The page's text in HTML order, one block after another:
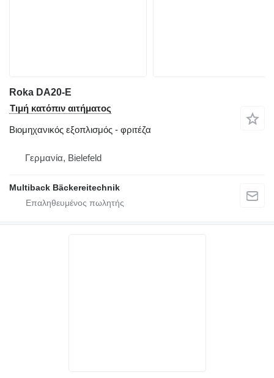
Roka DA20-E
Τιμή κατόπιν αιτήματος
Βιομηχανικός εξοπλισμός - φριτέζα
Γερμανία, Bielefeld
Multiback Bäckereitechnik